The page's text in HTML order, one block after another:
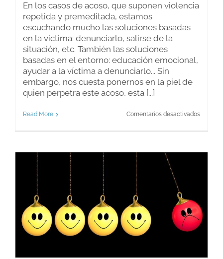
En los casos de acoso, que suponen violencia
repetida y premeditada, estamos
escuchando mucho las soluciones basadas
en la víctima: denunciarlo, salirse de la
situación, etc. También las soluciones
basadas en el entorno: educación emocional,
ayudar a la víctima a denunciarlo... Sin
embargo, nos cuesta ponernos en la piel de
quien perpetra este acoso, esta [...]
Read More Comentarios desactivadosen
perdón